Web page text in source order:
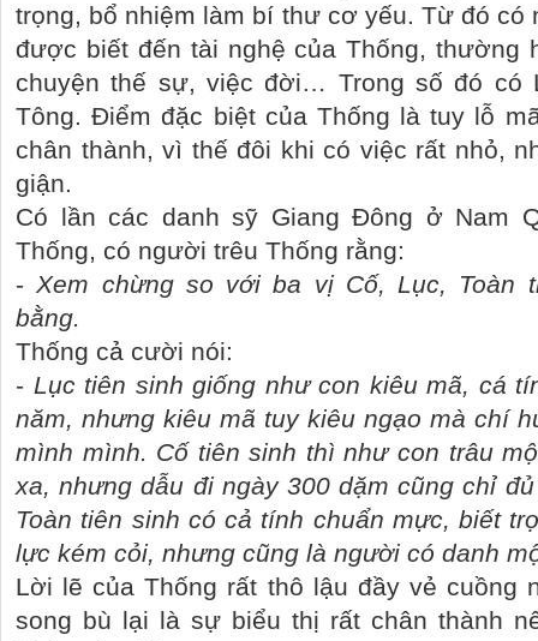
trọng, bổ nhiệm làm bí thư cơ yếu. Từ đó có
được biết đến tài nghệ của Thống, thường
chuyện thế sự, việc đời… Trong số đó có
Tông. Điểm đặc biệt của Thống là tuy lỗ
chân thành, vì thế đôi khi có việc rất nhỏ,
giận.
Có lần các danh sỹ Giang Đông ở Nam
Thống, có người trêu Thống rằng:
-Xem chừng so với ba vị Cố, Lục, Toàn
bằng.
Thống cả cười nói:
- Lục tiên sinh giống như con kiêu mã, cá
năm, nhưng kiêu mã tuy kiêu ngạo mà chí
mình mình. Cố tiên sinh thì như con trâu
xa, nhưng dẫu đi ngày 300 dặm cũng chỉ
Toàn tiên sinh có cả tính chuẩn mực, biết
lực kém cỏi, nhưng cũng là người có danh
Lời lẽ của Thống rất thô lậu đầy vẻ cuồng
song bù lại là sự biểu thị rất chân thành